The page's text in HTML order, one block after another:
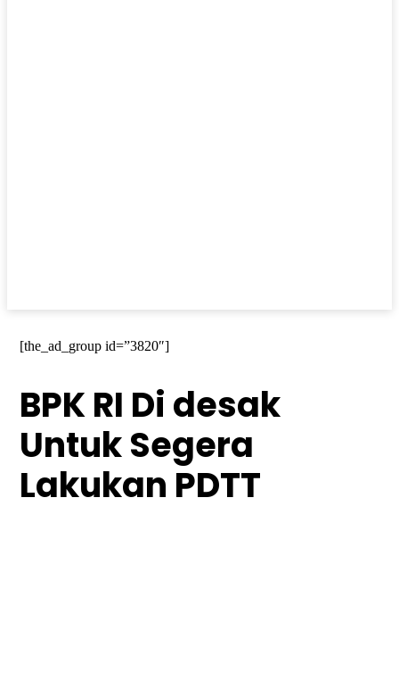
[the_ad_group id=”3820″]
BPK RI Di desak
Untuk Segera
Lakukan PDTT